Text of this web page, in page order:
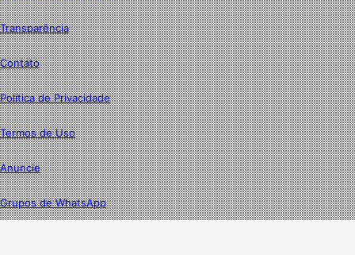
Transparência
Contato
Política de Privacidade
Termos de Uso
Anuncie
Grupos de WhatsApp